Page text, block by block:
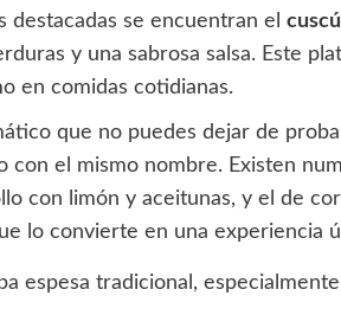
destacadas se encuentran el
y una sabrosa salsa. Este
en comidas cotidianas.
que no puedes dejar de
con el mismo nombre. Existen
con limón y aceitunas, y el de
lo convierte en una experiencia
espesa tradicional,